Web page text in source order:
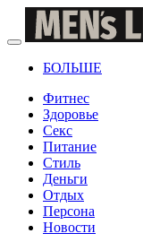
БОЛЬШЕ
Фитнес
Здоровье
Секс
Питание
Стиль
Деньги
Отдых
Персона
Новости